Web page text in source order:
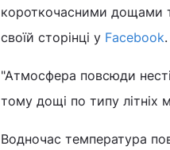
короткочасними дощами
своїй сторінці у Facebook.
"Атмосфера повсюди
тому дощі по типу літніх
Водночас температура